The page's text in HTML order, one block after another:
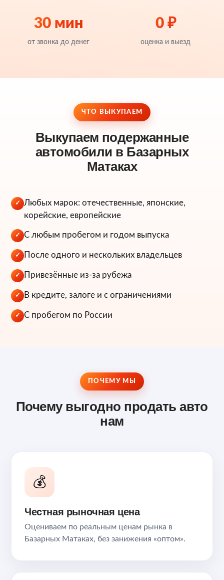
30 мин
от звонка до денег
0 ₽
оценка и выезд
ЧТО ВЫКУПАЕМ
Выкупаем подержанные
автомобили в Базарных
Матаках
✓
Любых марок: отечественные, японские,
корейские, европейские
✓ С любым пробегом и годом выпуска
✓ После одного и нескольких владельцев
✓ Привезённые из-за рубежа
✓ В кредите, залоге и с ограничениями
✓ С пробегом по России
ПОЧЕМУ МЫ
Почему выгодно продать авто
нам
💰
Честная рыночная цена
Оцениваем по реальным ценам рынка в
Базарных Матаках, без занижения «оптом».